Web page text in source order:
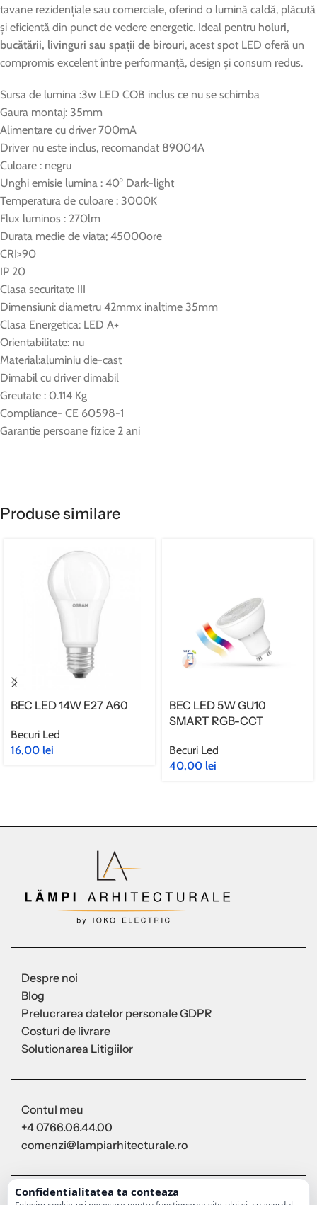
tavane rezidențiale sau comerciale, oferind o lumină caldă, plăcută
și eficientă din punct de vedere energetic. Ideal pentru holuri,
bucătării, livinguri sau spații de birouri, acest spot LED oferă un
compromis excelent între performanță, design și consum redus.
Sursa de lumina :3w LED COB inclus ce nu se schimba
Gaura montaj: 35mm
Alimentare cu driver 700mA
Driver nu este inclus, recomandat 89004A
Culoare : negru
Unghi emisie lumina : 40° Dark-light
Temperatura de culoare : 3000K
Flux luminos : 270lm
Durata medie de viata; 45000ore
CRI>90
IP 20
Clasa securitate III
Dimensiuni: diametru 42mmx inaltime 35mm
Clasa Energetica: LED A+
Orientabilitate: nu
Material:aluminiu die-cast
Dimabil cu driver dimabil
Greutate : 0.114 Kg
Compliance- CE 60598-1
Garantie persoane fizice 2 ani
Produse similare
BEC LED 14W E27 A60
Becuri Led
16,00 lei
BEC LED 5W GU10
SMART RGB-CCT
Becuri Led
40,00 lei
Despre noi
Blog
Prelucrarea datelor personale GDPR
Costuri de livrare
Solutionarea Litigiilor
Contul meu
+4 0766.06.44.00
comenzi@lampiarhitecturale.ro
Confidentialitatea ta conteaza